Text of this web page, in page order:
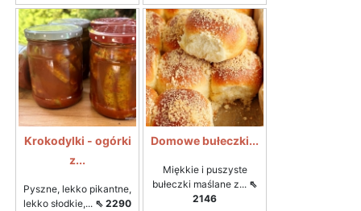
Krokodylki - ogórki
z...
Pyszne, lekko pikantne,
lekko słodkie,... ⇖ 2290
Domowe bułeczki...
Miękkie i puszyste
bułeczki maślane z... ⇖
2146